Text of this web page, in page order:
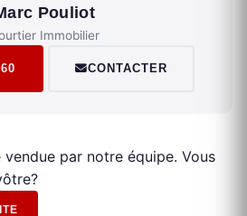
Pouliot
Immobilier
CONTACTER
par notre équipe. Vous